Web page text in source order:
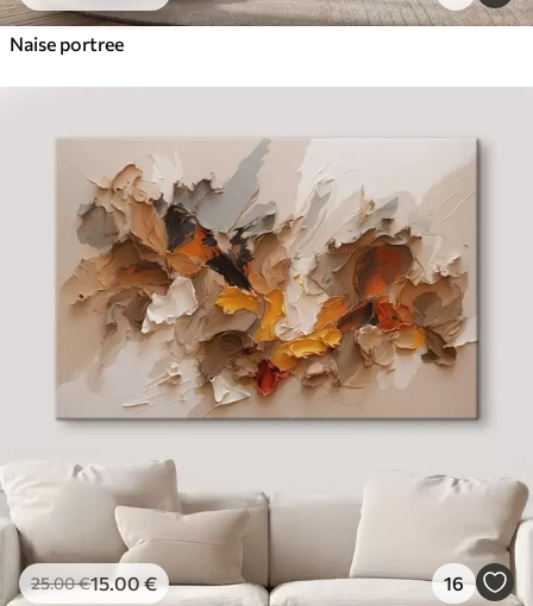
Naise portree
25.00€15.00€ 16